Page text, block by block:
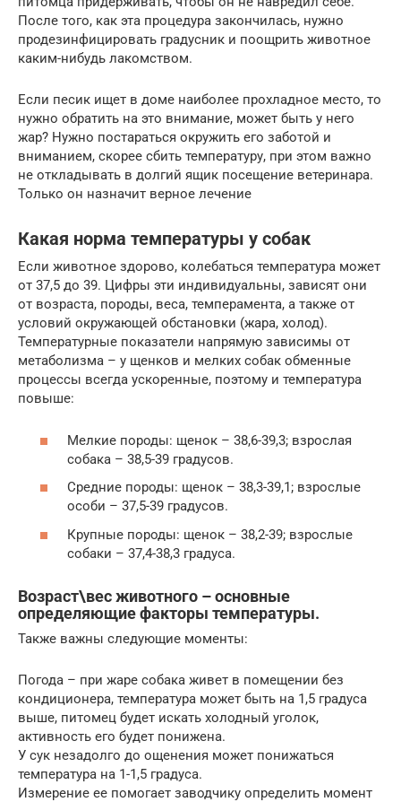
После того, как эта процедура закончилась, нужно
продезинфицировать градусник и поощрить животное
каким-нибудь лакомством.
Если песик ищет в доме наиболее прохладное место, то
нужно обратить на это внимание, может быть у него
жар? Нужно постараться окружить его заботой и
вниманием, скорее сбить температуру, при этом важно
не откладывать в долгий ящик посещение ветеринара.
Только он назначит верное лечение
Какая норма температуры у собак
Если животное здорово, колебаться температура может
от 37,5 до 39. Цифры эти индивидуальны, зависят они
от возраста, породы, веса, темперамента, а также от
условий окружающей обстановки (жара, холод).
Температурные показатели напрямую зависимы от
метаболизма – у щенков и мелких собак обменные
процессы всегда ускоренные, поэтому и температура
повыше:
Мелкие породы: щенок – 38,6-39,3; взрослая
собака – 38,5-39 градусов.
Средние породы: щенок – 38,3-39,1; взрослые
особи – 37,5-39 градусов.
Крупные породы: щенок – 38,2-39; взрослые
собаки – 37,4-38,3 градуса.
Возраст\вес животного – основные
определяющие факторы температуры.
Также важны следующие моменты:
Погода – при жаре собака живет в помещении без
кондиционера, температура может быть на 1,5 градуса
выше, питомец будет искать холодный уголок,
активность его будет понижена.
У сук незадолго до ощенения может понижаться
температура на 1-1,5 градуса.
Измерение ее помогает заводчику определить момент